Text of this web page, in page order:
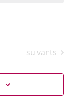
Évènements
suivants